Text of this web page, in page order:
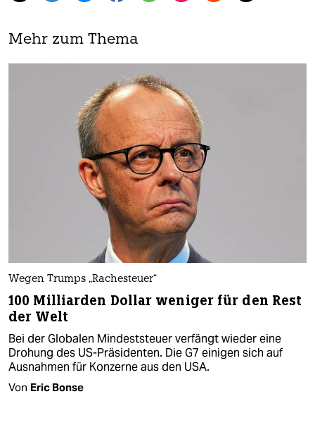
Mehr zum Thema
Wegen Trumps „Rachesteuer“
100 Milliarden Dollar weniger für den Rest
der Welt
Bei der Globalen Mindeststeuer verfängt wieder eine
Drohung des US-Präsidenten. Die G7 einigen sich auf
Ausnahmen für Konzerne aus den USA.
Von Eric Bonse